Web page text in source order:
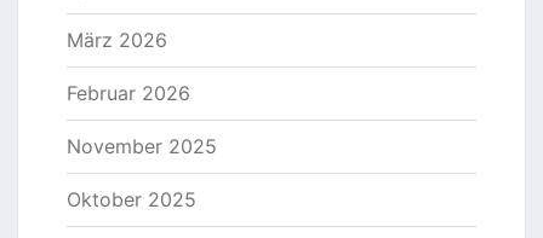
März 2026
Februar 2026
November 2025
Oktober 2025